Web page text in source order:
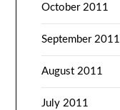
October 2011
September 2011
August 2011
July 2011